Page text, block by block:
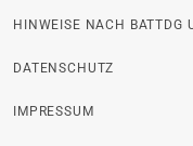
HINWEISE NACH BATTDG
DATENSCHUTZ
IMPRESSUM